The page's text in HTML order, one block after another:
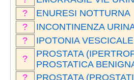
?
ENURESI NOTTURNA
?
INCONTINENZA
?
IPOTONIA VESCICALE
?
PROSTATA
PROSTATICA
?
PROSTATA